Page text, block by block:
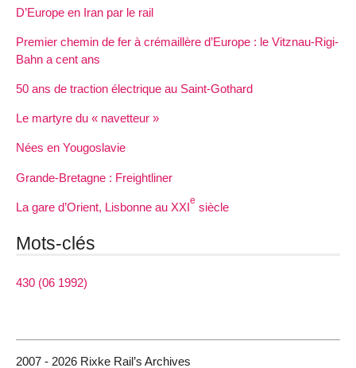
D’Europe en Iran par le rail
Premier chemin de fer à crémaillère d’Europe : le Vitznau-Rigi-
Bahn a cent ans
50 ans de traction électrique au Saint-Gothard
Le martyre du « navetteur »
Nées en Yougoslavie
Grande-Bretagne : Freightliner
La gare d’Orient, Lisbonne au XXIe siècle
Mots-clés
430 (06 1992)
2007 - 2026 Rixke Rail’s Archives